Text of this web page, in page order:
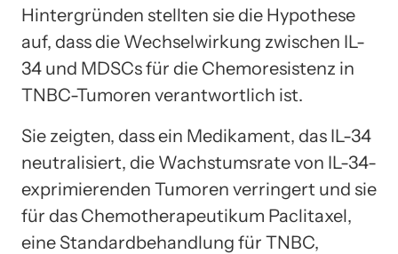
Hintergründen stellten sie die Hypothese
auf, dass die Wechselwirkung zwischen IL-
34 und MDSCs für die Chemoresistenz in
TNBC-Tumoren verantwortlich ist.
Sie zeigten, dass ein Medikament, das IL-34
neutralisiert, die Wachstumsrate von IL-34-
exprimierenden Tumoren verringert und sie
für das Chemotherapeutikum Paclitaxel,
eine Standardbehandlung für TNBC,